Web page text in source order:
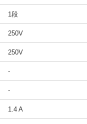
1段
250V
250V
-
-
1.4 A